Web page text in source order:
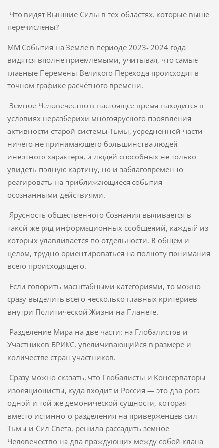
Что видят Вышние Силы в тех областях, которые выше
перечислены?
ММ События на Земле в периоде 2023- 2024 года
видятся вполне приемлемыми, учитывая, что самые
главные Перемены Великого Перехода происходят в
точном графике расчётного времени.
Земное Человечество в настоящее время находится в
условиях неразберихи многоярусного проявления
активности старой системы Тьмы, усредненной части
ничего не принимающего большинства людей
инертного характера, и людей способных не только
увидеть полную картину, но и заблаговременно
реагировать на приближающиеся события
осознанными действиями.
Ярусность общественного Сознания выливается в
такой же ряд информационных сообщений, каждый из
которых улавливается по отдельности. В общем и
целом, трудно ориентироваться на полноту понимания
всего происходящего.
Если говорить масштабными категориями, то можно
сразу выделить всего несколько главных критериев
внутри Политической Жизни на Планете.
Разделение Мира на две части: на Глобалистов и
Участников БРИКС, увеличивающийся в размере и
количестве стран участников.
Сразу можно сказать, что Глобалисты и Консерваторы
изоляционисты, куда входит и Россия — это два рога
одной и той же демонической сущности, которая
вместо истинного разделения на приверженцев сил
Тьмы и Сил Света, решила рассадить земное
Человечество на два враждующих между собой клана